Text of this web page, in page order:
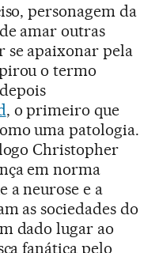
personagem da
amar outras
se apaixonar pela
o termo
, o primeiro que
uma patologia.
Christopher
em norma
a neurose e a
as sociedades do
dado lugar ao
fanática pelo